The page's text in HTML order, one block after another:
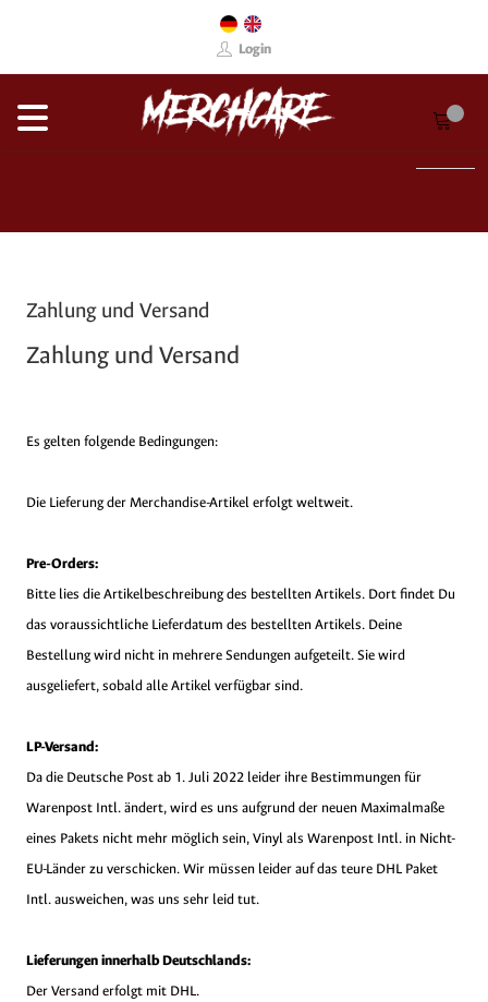
Login
Zahlung und Versand
Zahlung und Versand
Es gelten folgende Bedingungen:
Die Lieferung der Merchandise-Artikel erfolgt weltweit.
Pre-Orders:
Bitte lies die Artikelbeschreibung des bestellten Artikels. Dort findet Du
das voraussichtliche Lieferdatum des bestellten Artikels. Deine
Bestellung wird nicht in mehrere Sendungen aufgeteilt. Sie wird
ausgeliefert, sobald alle Artikel verfügbar sind.
LP-Versand:
Da die Deutsche Post ab 1. Juli 2022 leider ihre Bestimmungen für
Warenpost Intl. ändert, wird es uns aufgrund der neuen Maximalmaße
eines Pakets nicht mehr möglich sein, Vinyl als Warenpost Intl. in Nicht-
EU-Länder zu verschicken. Wir müssen leider auf das teure DHL Paket
Intl. ausweichen, was uns sehr leid tut.
Lieferungen innerhalb Deutschlands:
Der Versand erfolgt mit DHL.